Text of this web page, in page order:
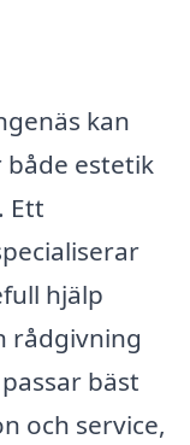
kan
estetik
Ett
hjälp
rådgivning
bäst
och service,